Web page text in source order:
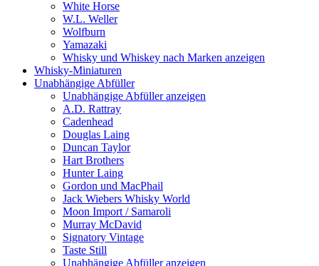
White Horse
W.L. Weller
Wolfburn
Yamazaki
Whisky und Whiskey nach Marken anzeigen
Whisky-Miniaturen
Unabhängige Abfüller
Unabhängige Abfüller anzeigen
A.D. Rattray
Cadenhead
Douglas Laing
Duncan Taylor
Hart Brothers
Hunter Laing
Gordon und MacPhail
Jack Wiebers Whisky World
Moon Import / Samaroli
Murray McDavid
Signatory Vintage
Taste Still
Unabhängige Abfüller anzeigen